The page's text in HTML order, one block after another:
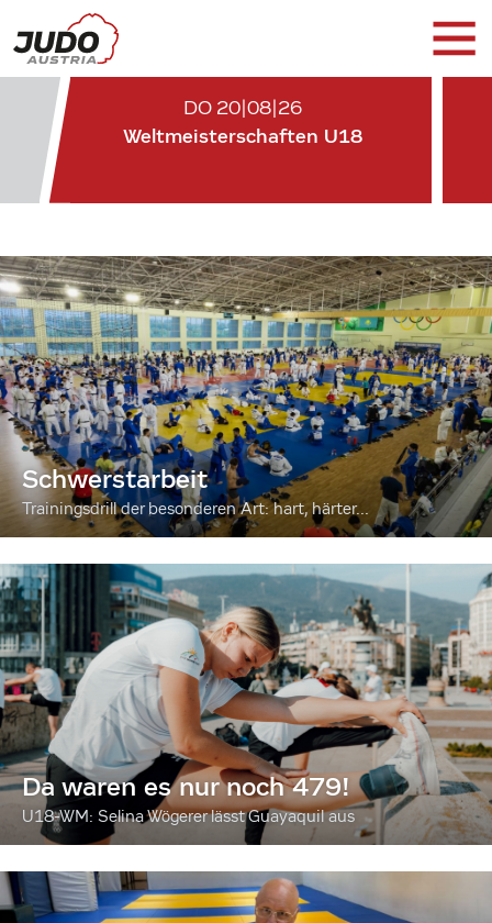
DO 20|08|26
Weltmeisterschaften U18
Schwerstarbeit
Trainingsdrill der besonderen Art: hart, härter...
Da waren es nur noch 479!
U18-WM: Selina Wögerer lässt Guayaquil aus